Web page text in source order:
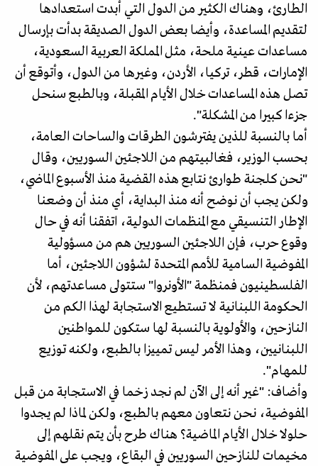
الطارئ، وهناك الكثير من الدول التي أبدت استعدادها
لتقديم المساعدة، وأيضا بعض الدول الصديقة بدأت بإرسال
مساعدات عينية ملحة، مثل المملكة العربية السعودية،
الإمارات، قطر، تركيا، الأردن، وغيرها من الدول، وأتوقع أن
تصل هذه المساعدات خلال الأيام المقبلة، وبالطبع سنحل
جزءا كبيرا من المشكلة".
أما بالنسبة للذين يفترشون الطرقات والساحات العامة،
بحسب الوزير، فغالبيتهم من اللاجئين السوريين، وقال
"نحن كلجنة طوارئ نتابع هذه القضية منذ الأسبوع الماضي،
ولكن يجب أن نوضح أنه منذ البداية، أي منذ أن وضعنا
الإطار التنسيقي مع المنظمات الدولية، اتفقنا أنه في حال
وقوع حرب، فإن اللاجئين السوريين هم من مسؤولية
المفوضية السامية للأمم المتحدة لشؤون اللاجئين، أما
الفلسطينيون فمنظمة "الأونروا" ستتولى مساعدتهم، لأن
الحكومة اللبنانية لا تستطيع الاستجابة لهذا الكم من
النازحين، والأولوية بالنسبة لها ستكون للمواطنين
اللبنانيين، وهذا الأمر ليس تمييزا بالطبع، ولكنه توزيع
للمهام".
وأضاف: "غير أنه إلى الآن لم نجد زخما في الاستجابة من قبل
المفوضية، نحن نتعاون معهم بالطبع، ولكن لماذا لم يجدوا
حلولا خلال الأيام الماضية؟ هناك طرح بأن يتم نقلهم إلى
مخيمات للنازحين السوريين في البقاع، ويجب على المفوضية